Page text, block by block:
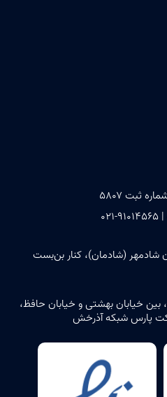
ثبت ۵۸۰۷
شادمهر (شادمان)، کنار بن‌بست
بین خیابان بهشتی و خیابان حافظ،